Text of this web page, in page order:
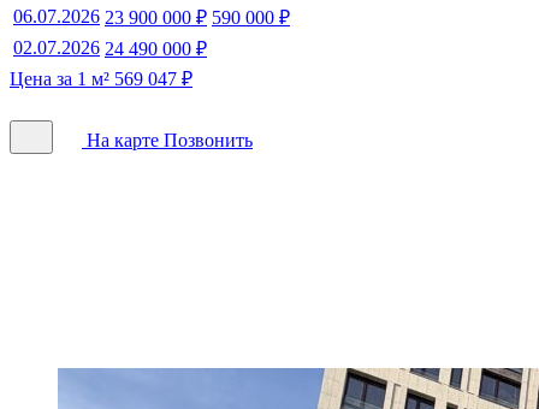
06.07.2026 23 900 000 ₽ 590 000 ₽
02.07.2026 24 490 000 ₽
Цена за 1 м² 569 047 ₽
На карте Позвонить